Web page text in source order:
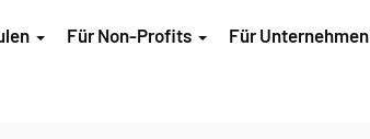
Für Non-Profits Für Unternehmen